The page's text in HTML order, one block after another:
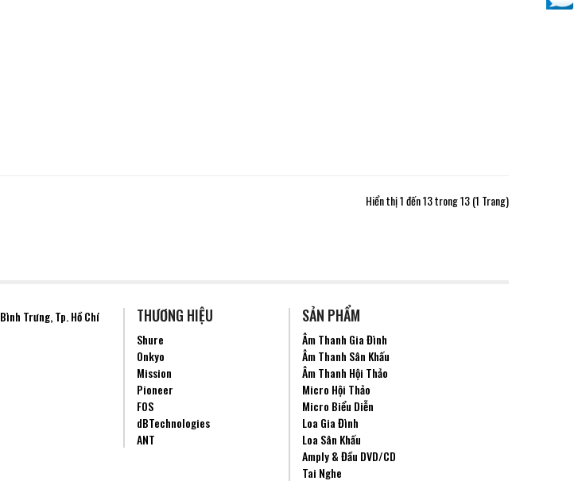
Hiển thị 1 đến 13 trong 13 (1 Trang)
Bình Trưng, Tp. Hồ Chí
THƯƠNG HIỆU
Shure
Onkyo
Mission
Pioneer
FOS
dBTechnologies
ANT
SẢN PHẨM
Âm Thanh Gia Đình
Âm Thanh Sân Khấu
Âm Thanh Hội Thảo
Micro Hội Thảo
Micro Biểu Diễn
Loa Gia Đình
Loa Sân Khấu
Amply & Đầu DVD/CD
Tai Nghe